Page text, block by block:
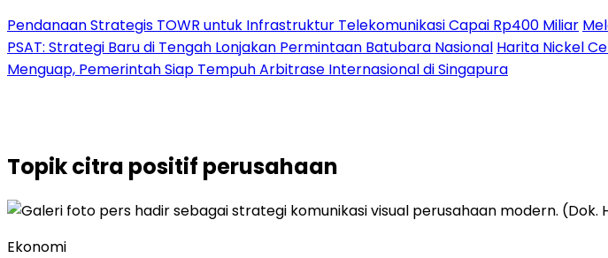
Pendanaan Strategis TOWR untuk Infrastruktur Telekomunikasi Capai Rp400 Miliar
PSAT: Strategi Baru di Tengah Lonjakan Permintaan Batubara Nasional Harita Nickel
Menguap, Pemerintah Siap Tempuh Arbitrase Internasional di Singapura
Topikcitra positif perusahaan
Ekonomi